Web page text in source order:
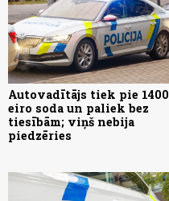
Autovadītājs tiek pie 1400
eiro soda un paliek bez
tiesībām; viņš nebija
piedzēries